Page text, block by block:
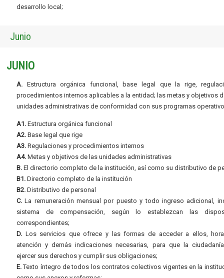
desarrollo local;
Junio
JUNIO
A. Estructura orgánica funcional, base legal que la rige,
procedimientos internos aplicables a la entidad; las metas y objetivos
unidades administrativas de conformidad con sus programas
A1. Estructura orgánica funcional
A2. Base legal que rige
A3. Regulaciones y procedimientos internos
A4. Metas y objetivos de las unidades administrativas
B. El directorio completo de la institución, así como su distributivo de
B1. Directorio completo de la institución
B2. Distributivo de personal
C. La remuneración mensual por puesto y todo ingreso adicional,
sistema de compensación, según lo establezcan las
correspondientes;
D. Los servicios que ofrece y las formas de acceder a ellos,
atención y demás indicaciones necesarias, para que la
ejercer sus derechos y cumplir sus obligaciones;
E.Texto íntegro de todos los contratos colectivos vigentes en la